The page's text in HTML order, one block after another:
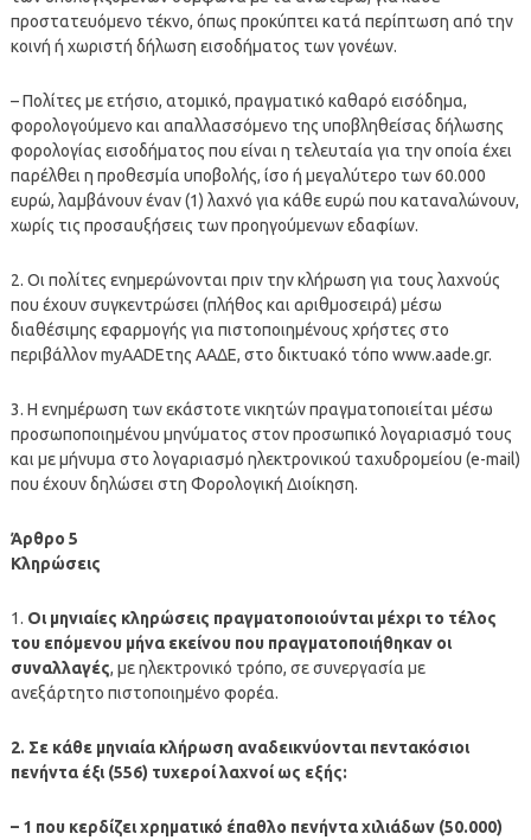
προστατευόμενο τέκνο, όπως προκύπτει κατά περίπτωση από την
κοινή ή χωριστή δήλωση εισοδήματος των γονέων.
– Πολίτες με ετήσιο, ατομικό, πραγματικό καθαρό εισόδημα,
φορολογούμενο και απαλλασσόμενο της υποβληθείσας δήλωσης
φορολογίας εισοδήματος που είναι η τελευταία για την οποία έχει
παρέλθει η προθεσμία υποβολής, ίσο ή μεγαλύτερο των 60.000
ευρώ, λαμβάνουν έναν (1) λαχνό για κάθε ευρώ που καταναλώνουν,
χωρίς τις προσαυξήσεις των προηγούμενων εδαφίων.
2. Οι πολίτες ενημερώνονται πριν την κλήρωση για τους λαχνούς
που έχουν συγκεντρώσει (πλήθος και αριθμοσειρά) μέσω
διαθέσιμης εφαρμογής για πιστοποιημένους χρήστες στο
περιβάλλον myAADEτης ΑΑΔΕ, στο δικτυακό τόπο www.aade.gr.
3. Η ενημέρωση των εκάστοτε νικητών πραγματοποιείται μέσω
προσωποποιημένου μηνύματος στον προσωπικό λογαριασμό τους
και με μήνυμα στο λογαριασμό ηλεκτρονικού ταχυδρομείου (e-mail)
που έχουν δηλώσει στη Φορολογική Διοίκηση.
Άρθρο 5
Κληρώσεις
1. Οι μηνιαίες κληρώσεις πραγματοποιούνται μέχρι το τέλος
του επόμενου μήνα εκείνου που πραγματοποιήθηκαν οι
συναλλαγές, με ηλεκτρονικό τρόπο, σε συνεργασία με
ανεξάρτητο πιστοποιημένο φορέα.
2. Σε κάθε μηνιαία κλήρωση αναδεικνύονται πεντακόσιοι
πενήντα έξι (556) τυχεροί λαχνοί ως εξής:
– 1 που κερδίζει χρηματικό έπαθλο πενήντα χιλιάδων (50.000)